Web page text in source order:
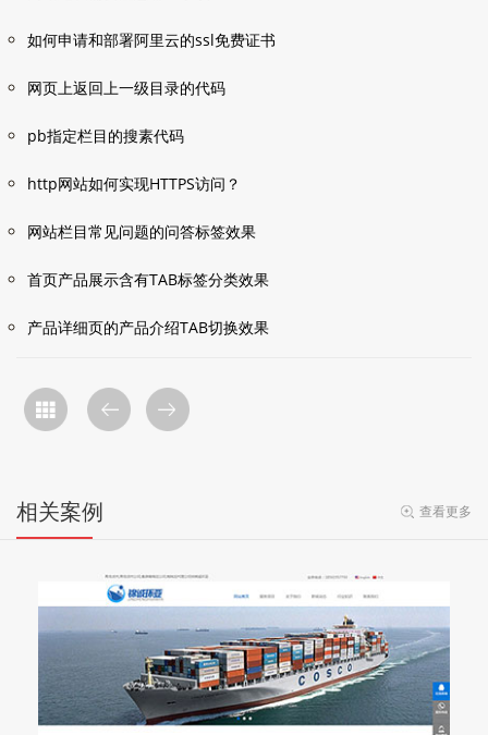
如何申请和部署阿里云的ssl免费证书
网页上返回上一级目录的代码
pb指定栏目的搜素代码
http网站如何实现HTTPS访问？
网站栏目常见问题的问答标签效果
首页产品展示含有TAB标签分类效果
产品详细页的产品介绍TAB切换效果
相关案例 查看更多